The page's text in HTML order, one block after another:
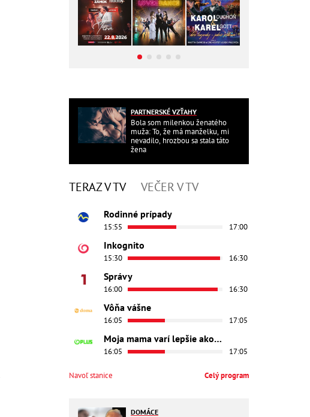
PARTNERSKÉ VZŤAHY
Bola som milenkou ženatého
muža: To, že má manželku, mi
nevadilo, hrozbou sa stala táto
žena
TERAZ V TV VEČER V TV
Rodinné prípady
15:55 17:00
Inkognito
15:30 16:30
Správy
16:00 16:30
Vôňa vášne
16:05 17:05
Moja mama varí lepšie ako tvoja
16:05 17:05
Navoľ stanice Celý program
DOMÁCE